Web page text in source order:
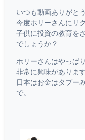
いつも動画ありがと
今度ホリーさんにリ
子供に投資の教育を
でしょうか？
ホリーさんはやっぱ
非常に興味があります
日本はお金はタブー
で。